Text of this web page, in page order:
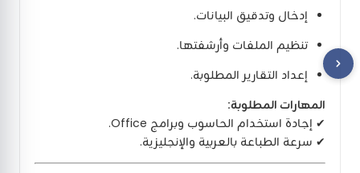
إدخال وتدقيق البيانات.
تنظيم الملفات وأرشفتها.
إعداد التقارير المطلوبة.
المهارات المطلوبة:
✔ إجادة استخدام الحاسوب وبرامج Office.
✔ سرعة الطباعة بالعربية والإنجليزية.